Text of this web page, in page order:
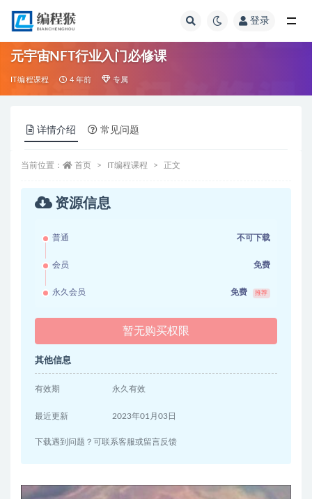
登录
元宇宙NFT行业入门必修课
IT编程课程 4 年前 专属
详情介绍 常见问题
当前位置： 首页 IT编程课程 正文
资源信息
普通 不可下载
会员 免费
永久会员 免费 推荐
暂无购买权限
其他信息
有效期 永久有效
最近更新 2023年01月03日
下载遇到问题？可联系客服或留言反馈